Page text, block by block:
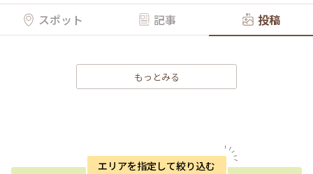
スポット 記事 投稿
もっとみる
エリアを指定して絞り込む